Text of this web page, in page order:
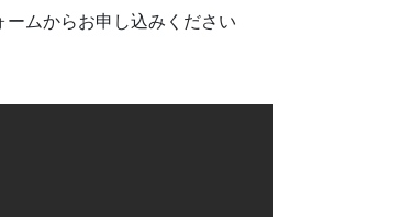
ームからお申し込みください